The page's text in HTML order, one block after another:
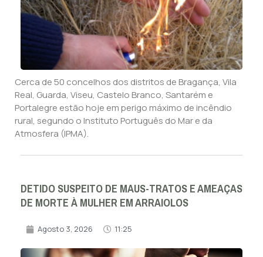
Cerca de 50 concelhos dos distritos de Bragança, Vila
Real, Guarda, Viseu, Castelo Branco, Santarém e
Portalegre estão hoje em perigo máximo de incêndio
rural, segundo o Instituto Português do Mar e da
Atmosfera (IPMA).
DETIDO SUSPEITO DE MAUS-TRATOS E AMEAÇAS
DE MORTE À MULHER EM ARRAIOLOS
Agosto 3, 2026 11:25